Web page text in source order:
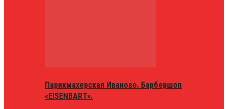
Парикмахерская Иваново. Барбершоп
«EISENBART».